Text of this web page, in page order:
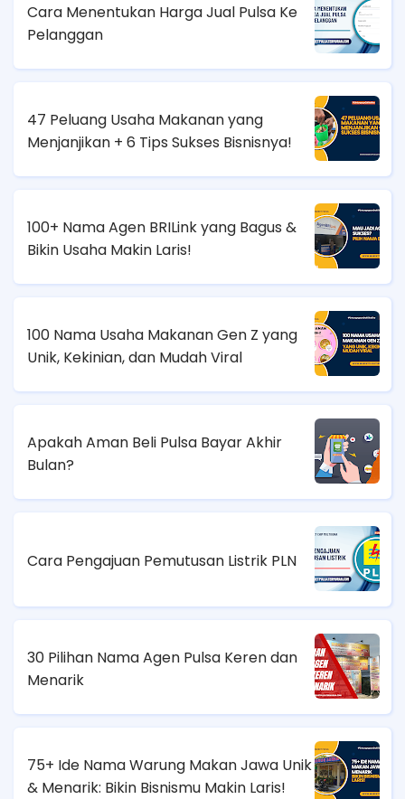
Cara Menentukan Harga Jual Pulsa Ke
Pelanggan
47 Peluang Usaha Makanan yang
Menjanjikan + 6 Tips Sukses Bisnisnya!
100+ Nama Agen BRILink yang Bagus &
Bikin Usaha Makin Laris!
100 Nama Usaha Makanan Gen Z yang
Unik, Kekinian, dan Mudah Viral
Apakah Aman Beli Pulsa Bayar Akhir
Bulan?
Cara Pengajuan Pemutusan Listrik PLN
30 Pilihan Nama Agen Pulsa Keren dan
Menarik
75+ Ide Nama Warung Makan Jawa Unik
& Menarik: Bikin Bisnismu Makin Laris!